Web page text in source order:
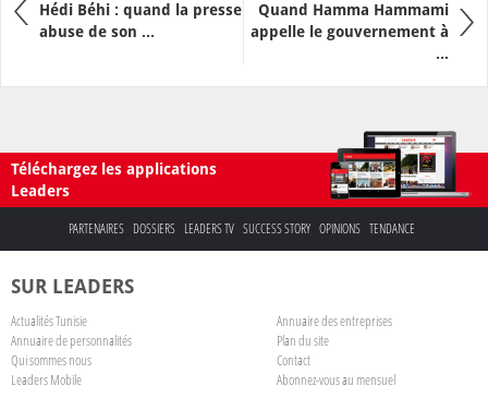
Hédi Béhi : quand la presse
abuse de son ...
Quand Hamma Hammami
appelle le gouvernement à
...
Téléchargez les applications
Leaders
PARTENAIRES DOSSIERS LEADERS TV SUCCESS STORY OPINIONS TENDANCE
SUR LEADERS
Actualités Tunisie
Annuaire des entreprises
Annuaire de personnalités
Plan du site
Qui sommes nous
Contact
Leaders Mobile
Abonnez-vous au mensuel